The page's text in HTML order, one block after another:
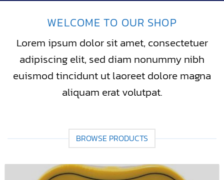
WELCOME TO OUR SHOP
Lorem ipsum dolor sit amet, consectetuer
adipiscing elit, sed diam nonummy nibh
euismod tincidunt ut laoreet dolore magna
aliquam erat volutpat.
BROWSE PRODUCTS